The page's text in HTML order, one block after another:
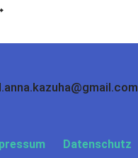
Datenschutz